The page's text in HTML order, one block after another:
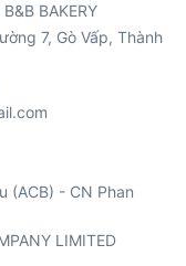
BAKERY
7, Gò Vấp, Thành
(ACB) - CN Phan